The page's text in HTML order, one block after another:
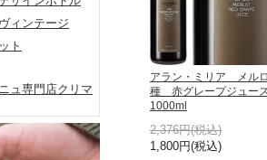
アラン・ミリア メル
種 赤グレープジュー
1000ml
2,376円(税込)
1,800円(税込)
ィンテージ
ト
ュ専門店クリマ